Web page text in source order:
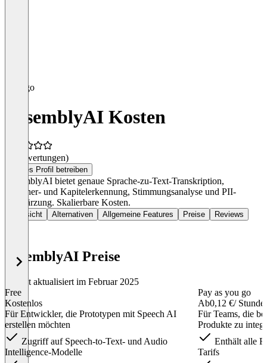
AssemblyAI Kosten
(0 Bewertungen)
Dieses Profil betreiben
AssemblyAI bietet genaue Sprache-zu-Text-Transkription,
Sprecher- und Kapitelerkennung, Stimmungsanalyse und PII-
Schwärzung. Skalierbare Kosten.
Übersicht Alternativen Allgemeine Features Preise Reviews
AssemblyAI Preise
Zuletzt aktualisiert im Februar 2025
Free
Kostenlos
Für Entwickler, die Prototypen mit Speech AI
erstellen möchten
Zugriff auf Speech-to-Text- und Audio
Intelligence-Modelle
Pay as you go
Ab0,12 €/ Stunde
Für Teams, die
Produkte zu
Enthält alle
Tarifs